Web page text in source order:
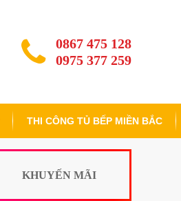
0867 475 128
0975 377 259
THI CÔNG TỦ BẾP MIỀN BẮC
KHUYẾN MÃI